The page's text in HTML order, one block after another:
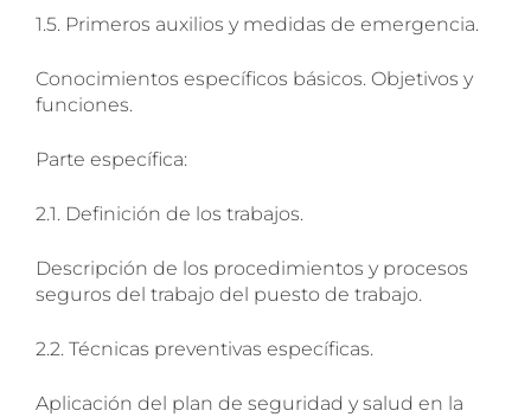
1.5. Primeros auxilios y medidas de emergencia.
Conocimientos específicos básicos. Objetivos y
funciones.
Parte específica:
2.1. Definición de los trabajos.
Descripción de los procedimientos y procesos
seguros del trabajo del puesto de trabajo.
2.2. Técnicas preventivas específicas.
Aplicación del plan de seguridad y salud en la
realizar radiografías in situ en nuestras
en nuestros servicios de reconocimiento
médico. Póngase en contacto para
recibir más información.